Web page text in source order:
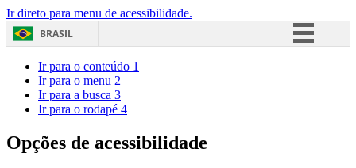
Ir direto para menu de acessibilidade.
BRASIL
Acesso à informação
Ir para o conteúdo 1
Ir para o menu 2
Ir para a busca 3
Ir para o rodapé 4
Opções de acessibilidade